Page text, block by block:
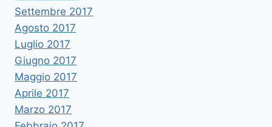
Settembre 2017
Agosto 2017
Luglio 2017
Giugno 2017
Maggio 2017
Aprile 2017
Marzo 2017